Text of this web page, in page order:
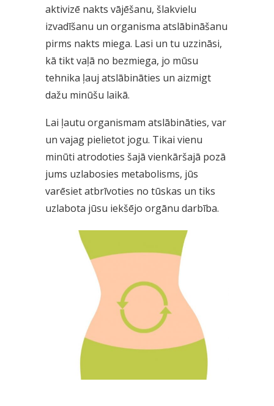
aktivizē nakts vājēšanu, šlakvielu
izvadīšanu un organisma atslābināšanu
pirms nakts miega. Lasi un tu uzzināsi,
kā tikt vaļā no bezmiega, jo mūsu
tehnika ļauj atslābināties un aizmigt
dažu minūšu laikā.
Lai ļautu organismam atslābināties, var
un vajag pielietot jogu. Tikai vienu
minūti atrodoties šajā vienkāršajā pozā
jums uzlabosies metabolisms, jūs
varēsiet atbrīvoties no tūskas un tiks
uzlabota jūsu iekšējo orgānu darbība.